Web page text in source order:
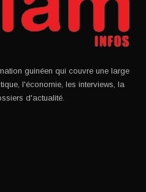
guinéen qui couvre une large
l'économie, les interviews, la
d'actualité.